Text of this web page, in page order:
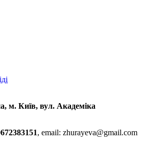
м. Київ, вул. Академіка
, email: zhurayeva@gmail.com